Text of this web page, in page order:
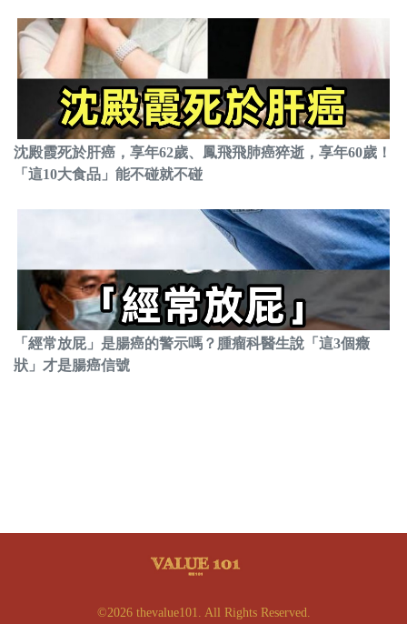
沈殿霞死於肝癌，享年62歲、鳳飛飛肺癌猝逝，享年60歲！
「這10大食品」能不碰就不碰
「經常放屁」是腸癌的警示嗎？腫瘤科醫生說「這3個癥
狀」才是腸癌信號
©2026 thevalue101. All Rights Reserved.